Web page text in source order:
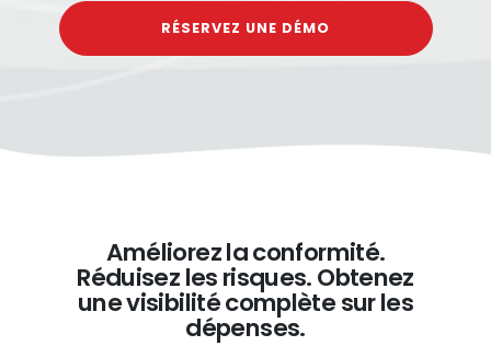
RÉSERVEZ UNE DÉMO
Améliorez la conformité.
Réduisez les risques. Obtenez
une visibilité complète sur les
dépenses.